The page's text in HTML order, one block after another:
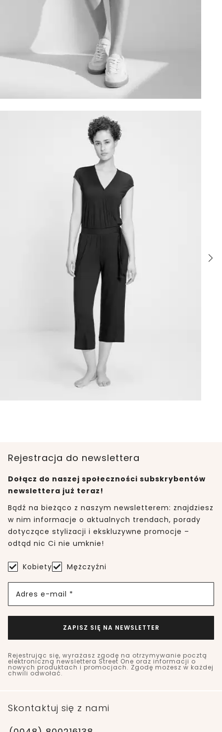
Rejestracja do newslettera
Dołącz do naszej społeczności subskrybentów
newslettera już teraz!
Bądź na bieżąco z naszym newsletterem: znajdziesz
w nim informacje o aktualnych trendach, porady
dotyczące stylizacji i ekskluzywne promocje –
odtąd nic Ci nie umknie!
Kobiety Mężczyźni
Adres e-mail *
ZAPISZ SIĘ NA NEWSLETTER
Rejestrując się, wyrażasz zgodę na otrzymywanie pocztą
elektroniczną newslettera Street One oraz informacji o
nowych produktach i promocjach. Zgodę możesz w każdej
chwili odwołać.
Skontaktuj się z nami